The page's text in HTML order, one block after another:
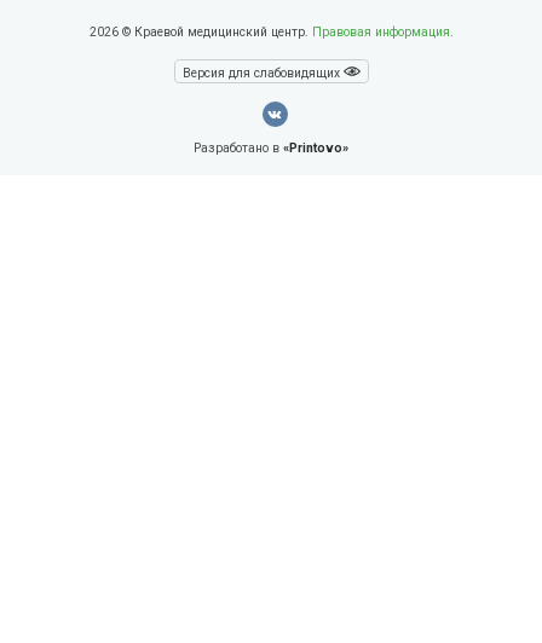
2026 © Краевой медицинский центр. Правовая информация.
Версия для слабовидящих
Разработано в «Printovo»